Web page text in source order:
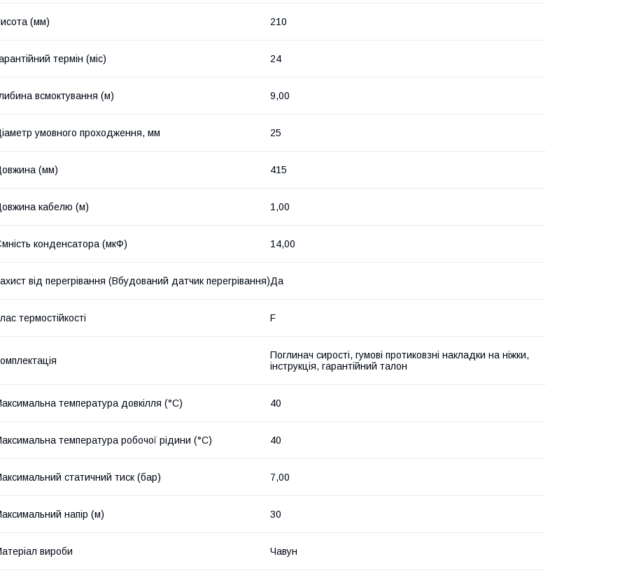
(мм) 210
термін (міс) 24
всмоктування (м) 9,00
умовного проходження, мм 25
(мм) 415
кабелю (м) 1,00
конденсатора (мкФ) 14,00
від перегрівання (Вбудований датчик перегрівання)Да
термостійкості F
Поглинач сирості, гумові протиковзні накладки на ніжки,
інструкція, гарантійний талон
температура довкілля (°C) 40
температура робочої рідини (°C) 40
статичний тиск (бар) 7,00
напір (м) 30
вироби Чавун